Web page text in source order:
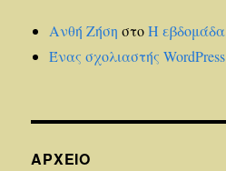
Ανθή Ζήση στοΗ
Ένας σχολιαστής WordPress
ΑΡΧΕΊΟ